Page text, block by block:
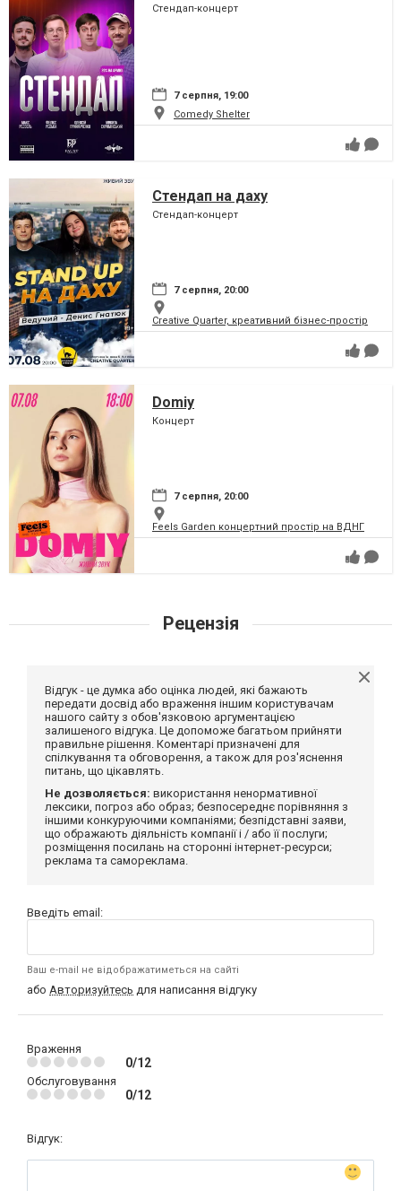
Стендап-концерт
7 серпня, 19:00
Comedy Shelter
Стендап на даху
Стендап-концерт
7 серпня, 20:00
Creative Quarter, креативний бізнес-простір
Domiy
Концерт
7 серпня, 20:00
Feels Garden концертний простір на ВДНГ
Рецензія
Відгук - це думка або оцінка людей, які бажають
передати досвід або враження іншим користувачам
нашого сайту з обов'язковою аргументацією
залишеного відгука. Це допоможе багатьом прийняти
правильне рішення. Коментарі призначені для
спілкування та обговорення, а також для роз'яснення
питань, що цікавлять.
Не дозволяється: використання ненормативної
лексики, погроз або образ; безпосереднє порівняння з
іншими конкуруючими компаніями; безпідставні заяви,
що ображають діяльність компанії і / або її послуги;
розміщення посилань на сторонні інтернет-ресурси;
реклама та самореклама.
Введіть email:
Ваш e-mail не відображатиметься на сайті
або Авторизуйтесь для написання відгуку
Враження
0/12
Обслуговування
0/12
Відгук: